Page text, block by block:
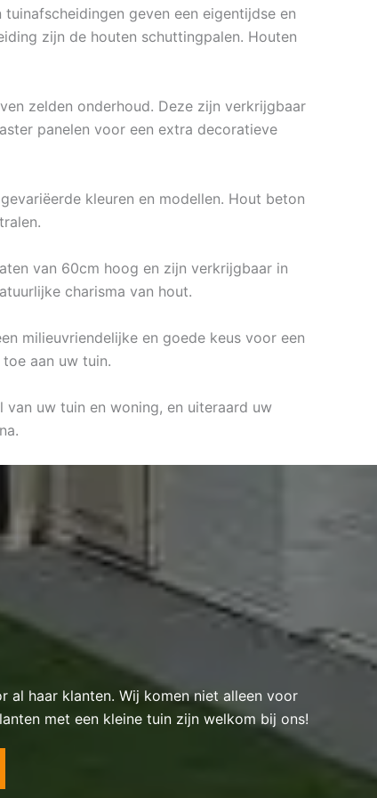
geven een eigentijdse en
zijn de houten schuttingpalen. Houten
zelden onderhoud. Deze zijn verkrijgbaar
panelen voor een extra decoratieve
kleuren en modellen. Hout beton
van 60cm hoog en zijn verkrijgbaar in
charisma van hout.
milieuvriendelijke en goede keus voor een
aan uw tuin.
uw tuin en woning, en uiteraard uw
al haar klanten. Wij komen niet alleen voor
met een kleine tuin zijn welkom bij ons!